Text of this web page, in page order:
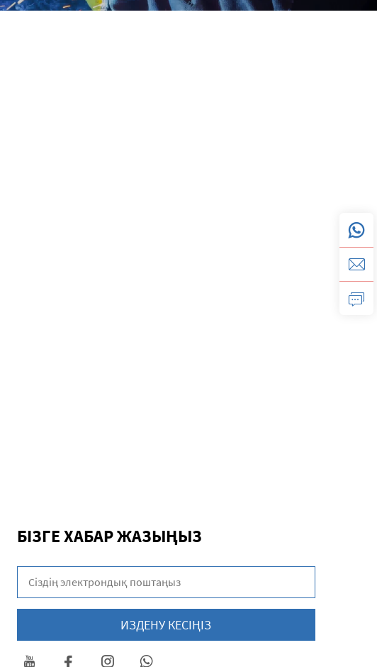
БІЗГЕ ХАБАР ЖАЗЫҢЫЗ
ИЗДЕНУ КЕСІҢІЗ